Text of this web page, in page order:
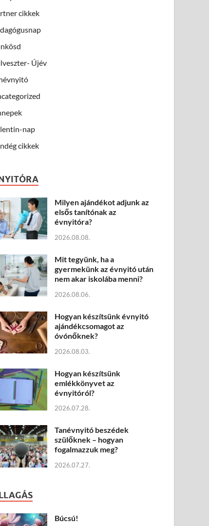
cikkek
Újév
nap
cikkek
Milyen ajándékot adjunk az
elsős tanítónak az
évnyitóra?
2026.08.08.
Mit tegyünk, ha a
gyermekünk az évnyitó után
nem akar iskolába menni?
2026.08.06.
Hogyan készítsünk évnyitó
ajándékcsomagot az
óvónőknek?
2026.08.03.
Hogyan készítsünk
emlékkönyvet az
évnyitóról?
2026.07.28.
Tanévnyitó beszédek
szülőknek – hogyan
fogalmazzuk meg?
2026.07.27.
Búcsú!